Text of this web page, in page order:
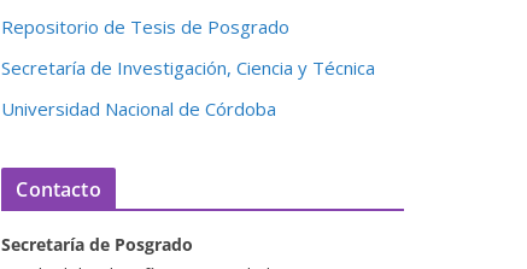
Repositorio de Tesis de Posgrado
Secretaría de Investigación, Ciencia y Técnica
Universidad Nacional de Córdoba
Contacto
Secretaría de Posgrado